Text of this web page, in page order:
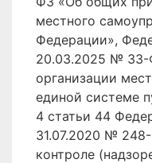
местного
Федерации»,
20.03.2025 № 33-
организации
единой системе
4 статьи 44
31.07.2020 №
контроле